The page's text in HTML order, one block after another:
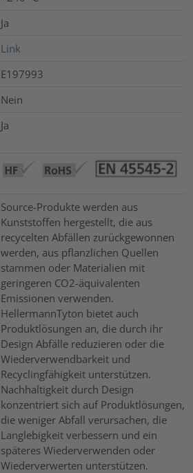
Ja
Link
E197993
Nein
Ja
Source-Produkte werden aus
Kunststoffen hergestellt, die aus
recycelten Abfällen zurückgewonnen
werden, aus pflanzlichen Quellen
stammen oder Materialien mit
geringeren CO2-äquivalenten
Emissionen verwenden.
HellermannTyton bietet auch
Produktlösungen an, die durch ihr
Design Abfälle reduzieren oder die
Wiederverwendbarkeit und
Recyclingfähigkeit unterstützen.
Nachhaltigkeit durch Design
konzentriert sich auf Produktlösungen,
die weniger Abfall verursachen, die
Langlebigkeit verbessern und ein
späteres Wiederverwenden oder
Wiederverwerten unterstützen.